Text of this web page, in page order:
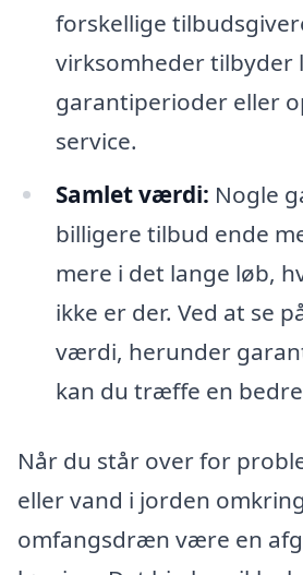
forskellige
virksomheder tilbyder
garantiperioder eller
service.
Samlet værdi: Nogle
billigere tilbud ende
mere i det lange løb,
ikke er der. Ved at se
værdi, herunder
kan du træffe en
Når du står over for
eller vand i jorden
omfangsdræn være en